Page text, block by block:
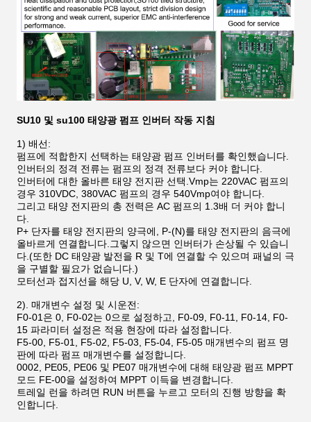
SU10 및 su100 태양광 펌프 인버터 작동 지침
1) 배선:
펌프에 적합한지 선택하는 태양광 펌프 인버터를 확인했습니다.
인버터의 정격 전류는 펌프의 정격 전류보다 커야 합니다.
인버터에 대한 올바른 태양 전지판 선택.Vmp는 220VAC 펌프의
경우 310VDC, 380VAC 펌프의 경우 540Vmp여야 합니다.
그리고 태양 전지판의 총 전력은 AC 펌프의 1.3배 더 커야 합니
다.
P+ 단자를 태양 전지판의 양극에, P-(N)를 태양 전지판의 음극에
올바르게 연결합니다.그렇지 않으면 인버터가 손상될 수 있습니
다.(또한 DC 태양광 발전을 R 및 T에 연결할 수 있으며 패널의 극
을 구별할 필요가 없습니다.)
모터선과 접지선을 해당 U, V, W, E 단자에 연결합니다.
2). 매개변수 설정 및 시운전:
F0-01은 0, F0-02는 0으로 설정하고, F0-09, F0-11, F0-14, F0-
15 파라미터 설정은 적용 현장에 따라 설정합니다.
F5-00, F5-01, F5-02, F5-03, F5-04, F5-05 매개변수의 펌프 명
판에 따라 펌프 매개변수를 설정합니다.
0002, PE05, PE06 및 PE07 매개변수에 대해 태양광 펌프 MPPT
모드 FE-00을 설정하여 MPPT 이득을 변경합니다.
트레일 런을 하려면 RUN 버튼을 누르고 모터의 진행 방향을 확
인합니다.